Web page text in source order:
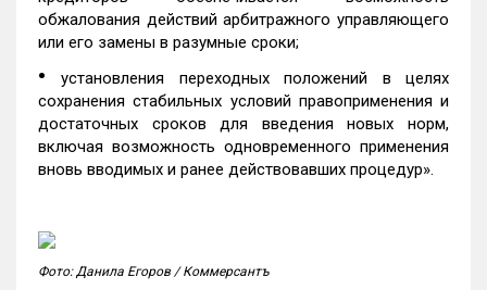
обжалования действий арбитражного управляющего
или его замены в разумные сроки;
•установления переходных положений в целях
сохранения стабильных условий правоприменения и
достаточных сроков для введения новых норм,
включая возможность одновременного применения
вновь вводимых и ранее действовавших процедур».
Фото: Данила Егоров / Коммерсантъ